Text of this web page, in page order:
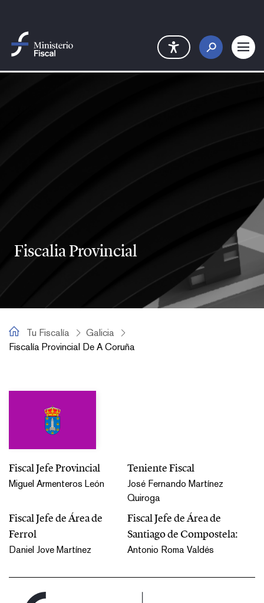
Fiscalia Provincial
Tu Fiscalía
Tu Fiscalía
Galicia
Fiscalía Provincial De A Coruña
Fiscal Jefe Provincial
Miguel Armenteros León
Teniente Fiscal
José Fernando Martínez
Quiroga
Fiscal Jefe de Área de
Ferrol
Daniel Jove Martínez
Fiscal Jefe de Área de
Santiago de Compostela:
Antonio Roma Valdés